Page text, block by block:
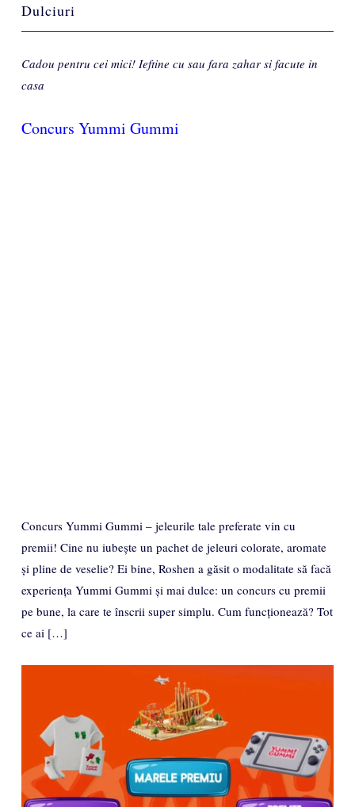
Dulciuri
Cadou pentru cei mici! Ieftine cu sau fara zahar si facute in
casa
Concurs Yummi Gummi
Concurs Yummi Gummi – jeleurile tale preferate vin cu
premii! Cine nu iubește un pachet de jeleuri colorate, aromate
și pline de veselie? Ei bine, Roshen a găsit o modalitate să facă
experiența Yummi Gummi și mai dulce: un concurs cu premii
pe bune, la care te înscrii super simplu. Cum funcționează? Tot
ce ai […]